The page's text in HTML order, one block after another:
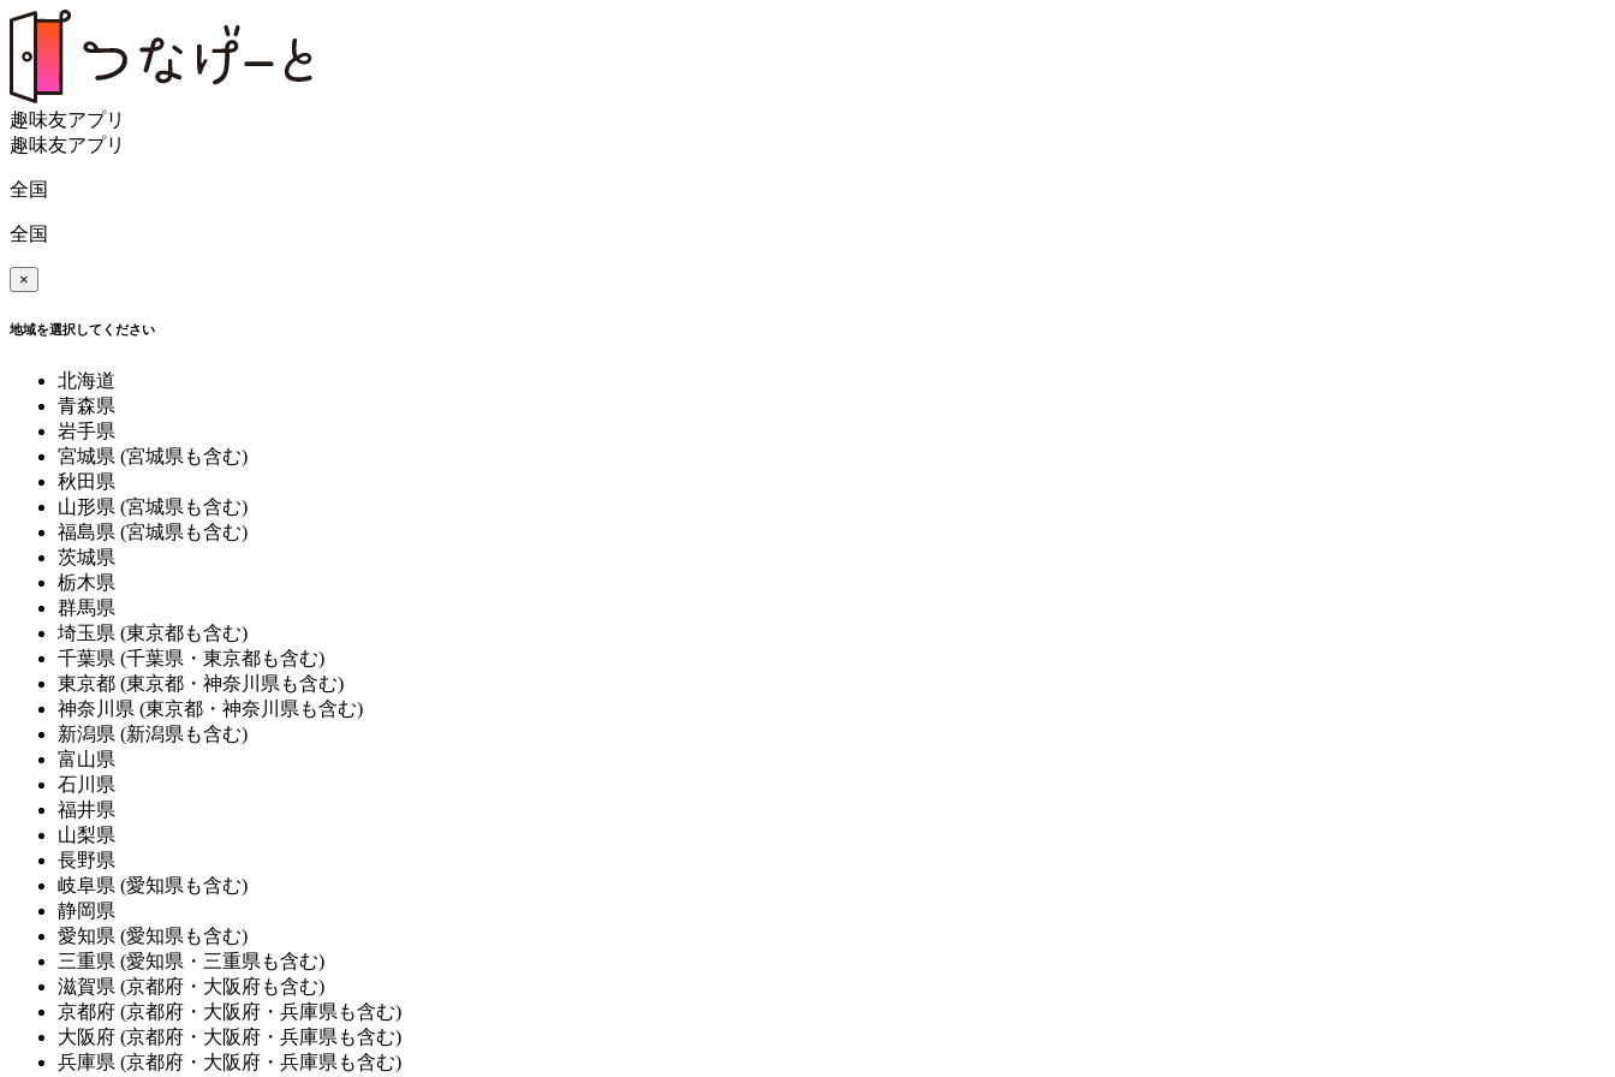
趣味友アプリ
趣味友アプリ
全国
全国
×
地域を選択してください
北海道
青森県
岩手県
宮城県 (宮城県も含む)
秋田県
山形県 (宮城県も含む)
福島県 (宮城県も含む)
茨城県
栃木県
群馬県
埼玉県 (東京都も含む)
千葉県 (千葉県・東京都も含む)
東京都 (東京都・神奈川県も含む)
神奈川県 (東京都・神奈川県も含む)
新潟県 (新潟県も含む)
富山県
石川県
福井県
山梨県
長野県
岐阜県 (愛知県も含む)
静岡県
愛知県 (愛知県も含む)
三重県 (愛知県・三重県も含む)
滋賀県 (京都府・大阪府も含む)
京都府 (京都府・大阪府・兵庫県も含む)
大阪府 (京都府・大阪府・兵庫県も含む)
兵庫県 (京都府・大阪府・兵庫県も含む)